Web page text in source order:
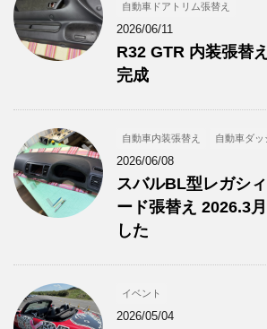
自動車ドアトリム張替え
2026/06/11
R32 GTR 内装張替
完成
自動車内装張替え 自動車ダッ
2026/06/08
スバルBL型レガシ
ード張替え 2026.3
した
イベント
2026/05/04